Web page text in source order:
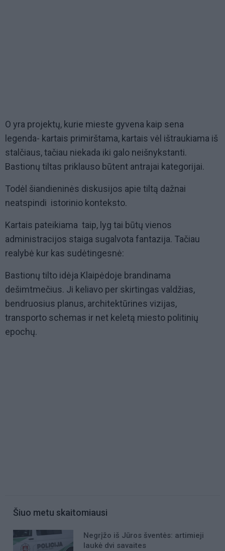
O yra projektų, kurie mieste gyvena kaip sena
legenda- kartais primirštama, kartais vėl ištraukiama iš
stalčiaus, tačiau niekada iki galo neišnykstanti.
Bastionų tiltas priklauso būtent antrajai kategorijai.
Todėl šiandieninės diskusijos apie tiltą dažnai
neatspindi istorinio konteksto.
Kartais pateikiama taip, lyg tai būtų vienos
administracijos staiga sugalvota fantazija. Tačiau
realybė kur kas sudėtingesnė:
Bastionų tilto idėja Klaipėdoje brandinama
dešimtmečius. Ji keliavo per skirtingas valdžias,
bendruosius planus, architektūrines vizijas,
transporto schemas ir net keletą miesto politinių
epochų.
Šiuo metu skaitomiausi
Negrįžo iš Jūros šventės: artimieji
laukė dvi savaites